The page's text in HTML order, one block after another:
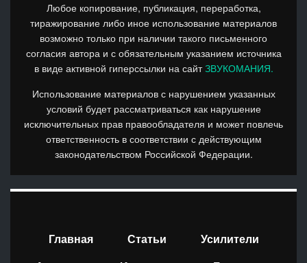
Любое копирование, публикация, переработка,
тиражирование либо иное использование материалов
возможно только при наличии такого письменного
согласия автора и с обязательным указанием источника
в виде активной гиперссылки на сайтЗВУКОМАНИЯ.
Использование материалов с нарушением указанных
условий будет рассматриваться как нарушение
исключительных прав правообладателя и может повлечь
ответственность в соответствии с действующим
законодательством Российской Федерации.
Главная Статьи
Усилители